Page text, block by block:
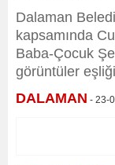
Dalaman
kapsamında
Baba-Çocuk
görüntüler
DALAMAN - 23-